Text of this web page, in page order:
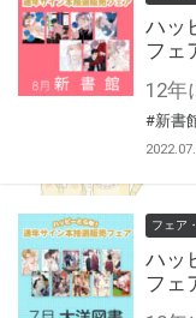
ハッ
フェ
#新書
フェア
ハッ
フェ